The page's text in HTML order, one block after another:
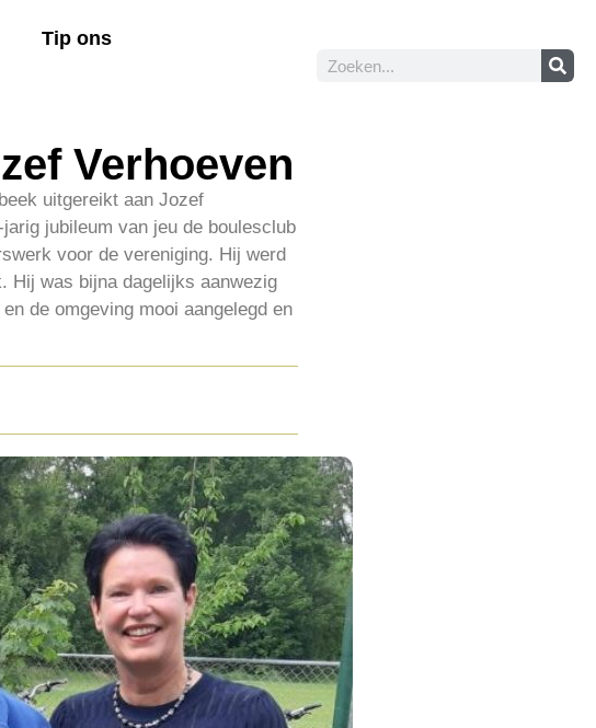
Tip ons
Verhoeven
uitgereikt aan Jozef
jubileum van jeu de boulesclub
voor de vereniging. Hij werd
Hij was bijna dagelijks aanwezig
de omgeving mooi aangelegd en